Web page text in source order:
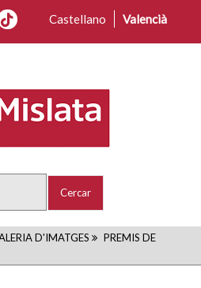
Castellano Valencià
FIL
D'ARIADNA
D'IMATGES
PREMIS DE